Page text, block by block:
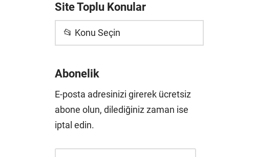
Site Toplu Konular
📂 Konu Seçin
Abonelik
E-posta adresinizi girerek ücretsiz
abone olun, dilediğiniz zaman ise
iptal edin.